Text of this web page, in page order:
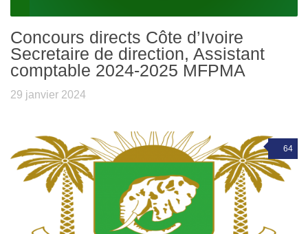
Concours directs Côte d’Ivoire
Secretaire de direction, Assistant
comptable 2024-2025 MFPMA
29 janvier 2024
64